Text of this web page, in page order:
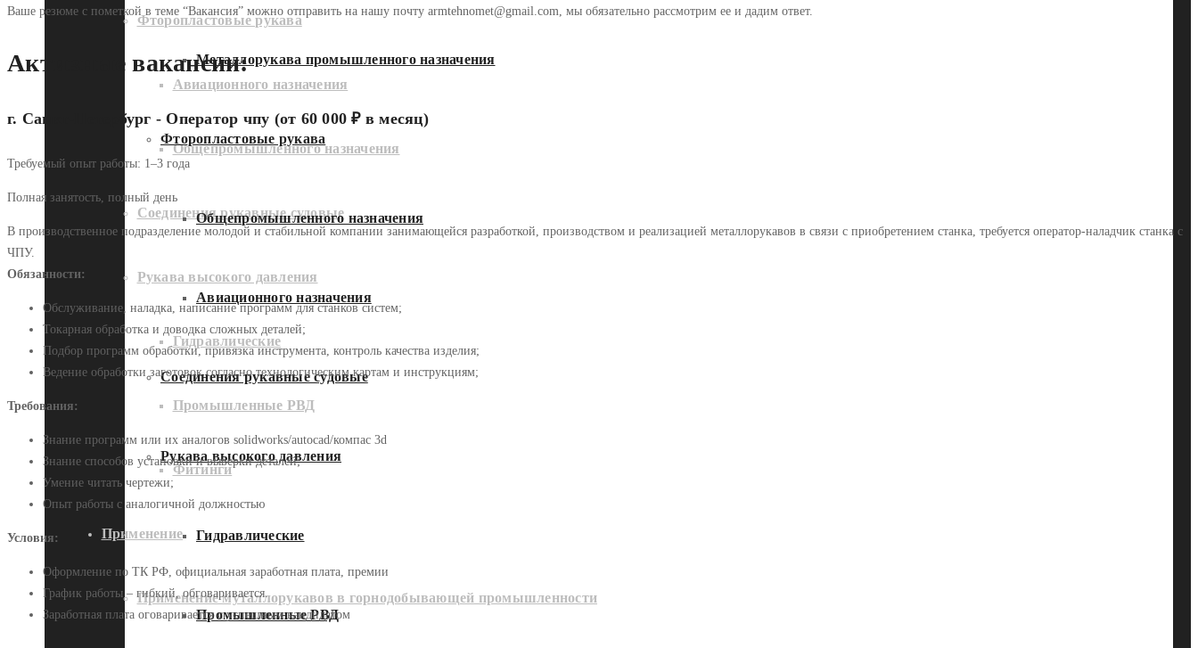
Фторопластовые рукава
Авиационного назначения
Общепромышленного назначения
Соединения рукавные судовые
Рукава высокого давления
Гидравлические
Промышленные РВД
Фитинги
Применение
Применение муталлорукавов в горнодобывающей промышленности
Металлорукава промышленного назначения
Фторопластовые рукава
Общепромышленного назначения
Авиационного назначения
Соединения рукавные судовые
Рукава высокого давления
Гидравлические
Промышленные РВД
Ваше резюме с пометкой в теме “Вакансия” можно отправить на нашу почту armtehnomet@gmail.com, мы обязательно рассмотрим ее и дадим ответ.
Активные вакансии:
г. Санкт-Петербург - Оператор чпу (от 60 000 ₽ в месяц)
Требуемый опыт работы: 1–3 года
Полная занятость, полный день
В производственное подразделение молодой и стабильной компании занимающейся разработкой, производством и реализацией металлорукавов в связи с приобретением станка, требуется оператор-наладчик станка с
ЧПУ.
Обязанности:
Обслуживание, наладка, написание программ для станков систем;
Токарная обработка и доводка сложных деталей;
Подбор программ обработки, привязка инструмента, контроль качества изделия;
Ведение обработки заготовок согласно технологическим картам и инструкциям;
Требования:
Знание программ или их аналогов solidworks/autocad/компас 3d
Знание способов установки и выверки деталей;
Умение читать чертежи;
Опыт работы с аналогичной должностью
Условия:
Оформление по ТК РФ, официальная заработная плата, премии
График работы – гибкий, обговаривается.
Заработная плата оговаривается с успешным кандидатом